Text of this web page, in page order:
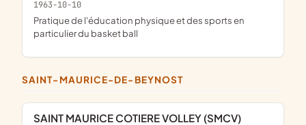
1963-10-10
pratique de l'éducation physique et des sports en
particulier du basket ball
SAINT-MAURICE-DE-BEYNOST
SAINT MAURICE COTIERE VOLLEY (SMCV)